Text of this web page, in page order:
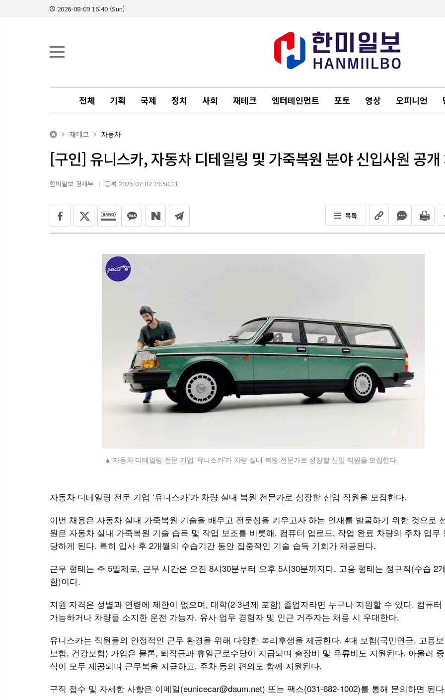
2026-08-09 16:40 (Sun)
전체 기획 국제 정치 사회 재테크 엔터테인먼트 포토 영상 오피니언
재테크 자동차
[구인] 유니스카, 자동차 디테일링 및 가죽복원 분야 신입사원 공개
한미일보 경제부 등록 2026-07-02 19:50:11
목록
자동차 디테일링 전문 기업 ‘유니스카’가 차량 실내 복원 전문가로 성장할 신입 직원을 모집한다.
자동차 디테일링 전문 기업 ‘유니스카’가 차량 실내 복원 전문가로 성장할 신입 직원을 모집한다.
이번 채용은 자동차 실내 가죽복원 기술을 배우고 전문성을 키우고자 하는 인재를 발굴하기 위한 것으로
원은 자동차 실내 가죽복원 기술 습득 및 작업 보조를 비롯해, 컴퓨터 업로드, 작업 완료 차량의 주차 업무
당하게 된다. 특히 입사 후 2개월의 수습기간 동안 집중적인 기술 습득 기회가 제공된다.
근무 형태는 주 5일제로, 근무 시간은 오전 8시30분부터 오후 5시30분까지다. 고용 형태는 정규직(수습 2
함)이다.
지원 자격은 성별과 연령에 제한이 없으며, 대학(2·3년제 포함) 졸업자라면 누구나 지원할 수 있다. 컴퓨터
가능하거나 차량을 소지한 운전 가능자, 유사 업무 경험자 및 인근 거주자는 채용 시 우대한다.
유니스카는 직원들의 안정적인 근무 환경을 위해 다양한 복리후생을 제공한다. 4대 보험(국민연금, 고용
보험, 건강보험) 가입은 물론, 퇴직금과 휴일근로수당이 지급되며 출장비 및 유류비도 지원된다. 아울러
식이 모두 제공되며 근무복을 지급하고, 주차 등의 편의도 함께 지원된다.
구직 접수 및 자세한 사항은 이메일(eunicecar@daum.net) 또는 팩스(031-682-1002)를 통해 문의하면 된